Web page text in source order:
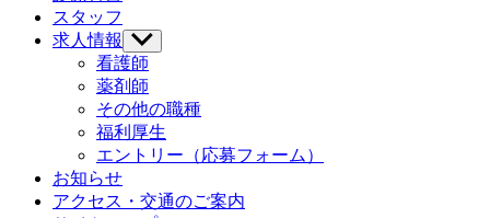
スタッフ
求人情報
サ
ブ
メ
ニ
ュ
ー
を
示
看護師
薬剤師
その他の職種
福利厚生
エントリー（応募フォーム）
お知らせ
アクセス・交通のご案内